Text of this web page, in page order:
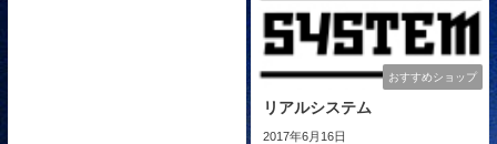
おすすめショップ
リアルシステム
2017年6月16日